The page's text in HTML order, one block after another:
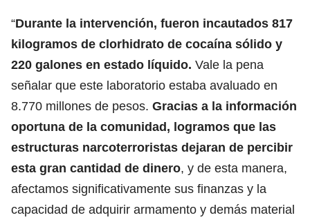
“Durante la intervención, fueron incautados 817
kilogramos de clorhidrato de cocaína sólido y
220 galones en estado líquido. Vale la pena
señalar que este laboratorio estaba avaluado en
8.770 millones de pesos. Gracias a la información
oportuna de la comunidad, logramos que las
estructuras narcoterroristas dejaran de percibir
esta gran cantidad de dinero, y de esta manera,
afectamos significativamente sus finanzas y la
capacidad de adquirir armamento y demás material